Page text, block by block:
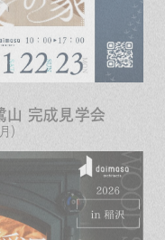
完成見学会
）